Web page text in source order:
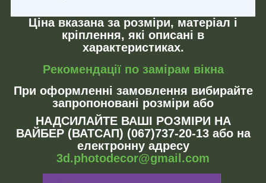
Ціна вказана за розміри, матеріал і
кріплення, які описані в
характеристиках.
Рекомендації по замірам вікна
При оформленні замовлення вибирайте
запропоновані розміри або
НАДСИЛАЙТЕ ВАШІ РОЗМІРИ НА
ВАЙБЕР (ВАТСАП) (067)737-20-13 або на
електронну адресу
3d.photodecor@gmail.com